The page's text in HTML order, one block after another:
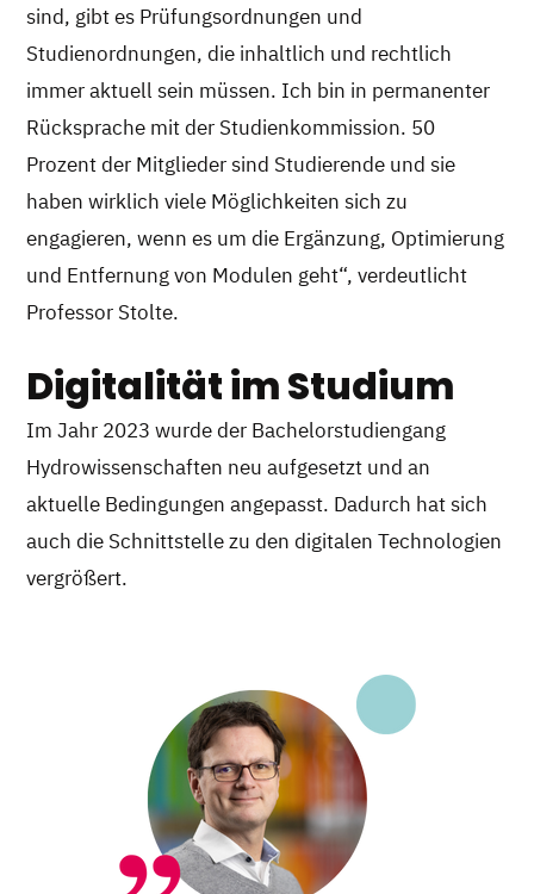
sind, gibt es Prüfungsordnungen und
Studienordnungen, die inhaltlich und rechtlich
immer aktuell sein müssen. Ich bin in permanenter
Rücksprache mit der Studienkommission. 50
Prozent der Mitglieder sind Studierende und sie
haben wirklich viele Möglichkeiten sich zu
engagieren, wenn es um die Ergänzung, Optimierung
und Entfernung von Modulen geht“, verdeutlicht
Professor Stolte.
Digitalität im Studium
Im Jahr 2023 wurde der Bachelorstudiengang
Hydrowissenschaften neu aufgesetzt und an
aktuelle Bedingungen angepasst. Dadurch hat sich
auch die Schnittstelle zu den digitalen Technologien
vergrößert.